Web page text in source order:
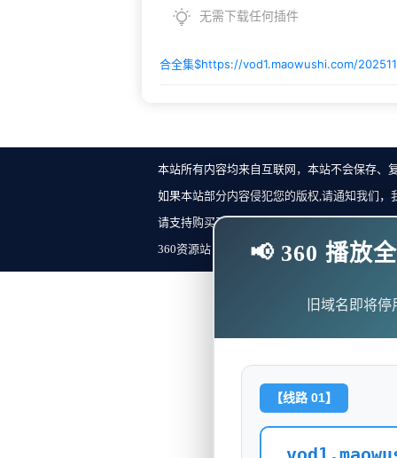
无需下载任何插件
合全集$https://vod1.maowushi.com/
本站所有内容均来自互联网，本站不会保存、
如果本站部分内容侵犯您的版权,请通知我们
请支持购买正版！反馈邮箱：
360资源站 Copyright ©2018-2023 All Rights
📢 360 播放
旧域名即将
【线路 01】